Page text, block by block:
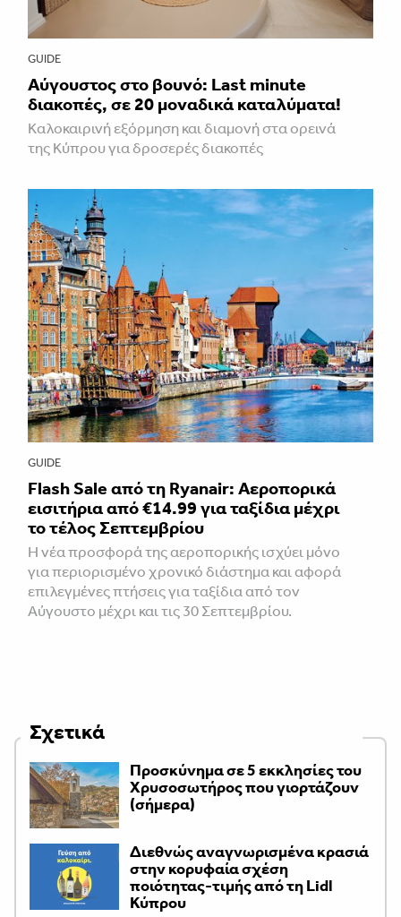
GUIDE
Aύγουστος στο βουνό: Last minute
διακοπές, σε 20 μοναδικά καταλύματα!
Καλοκαιρινή εξόρμηση και διαμονή στα ορεινά
της Κύπρου για δροσερές διακοπές
GUIDE
Flash Sale από τη Ryanair: Αεροπορικά
εισιτήρια από €14.99 για ταξίδια μέχρι
το τέλος Σεπτεμβρίου
Η νέα προσφορά της αεροπορικής ισχύει μόνο
για περιορισμένο χρονικό διάστημα και αφορά
επιλεγμένες πτήσεις για ταξίδια από τον
Αύγουστο μέχρι και τις 30 Σεπτεμβρίου.
Σχετικά
Προσκύνημα σε 5 εκκλησίες του
Χρυσοσωτήρος που γιορτάζουν
(σήμερα)
Διεθνώς αναγνωρισμένα κρασιά
στην κορυφαία σχέση
ποιότητας-τιμής από τη Lidl
Κύπρου